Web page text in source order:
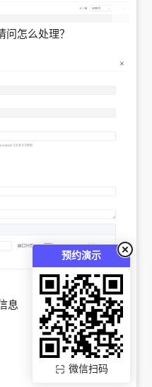
预约演示
微信扫码
怎么处理？
息